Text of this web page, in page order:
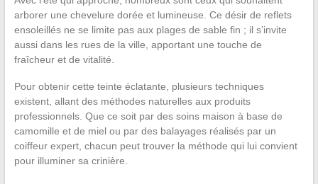
arborer une chevelure dorée et lumineuse. Ce désir de reflets
ensoleillés ne se limite pas aux plages de sable fin ; il s’invite
aussi dans les rues de la ville, apportant une touche de
fraîcheur et de vitalité.
Pour obtenir cette teinte éclatante, plusieurs techniques
existent, allant des méthodes naturelles aux produits
professionnels. Que ce soit par des soins maison à base de
camomille et de miel ou par des balayages réalisés par un
coiffeur expert, chacun peut trouver la méthode qui lui convient
pour illuminer sa crinière.